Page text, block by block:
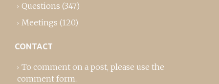
Questions (347)
Meetings (120)
CONTACT
To comment on a post, please use the
comment form..